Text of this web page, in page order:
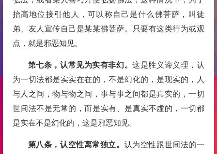
抬高地位接引他人，可以称自己是什么佛菩萨，叫徒
弟、友人宣传自己是某某佛菩萨。只要有这类行为或观
点，就是邪恶知见。
第七条，认常见为实有非幻。这是胜义谛义理，认
为一切法都是实实在在的，不是幻化的，是现实的，人
与人之间，物与物之间，事与事之间都是真实的，一切
世间法不是无常的，而是实有、是真实不虚的，一切都
是实在不是幻化的，这是邪恶知见。
第八条，认空性离常独立。 认为空性跟世间法的一